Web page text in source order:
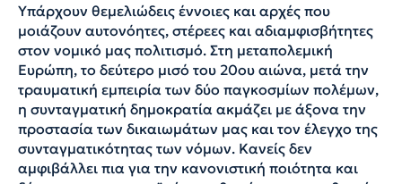
Υπάρχουν θεμελιώδεις έννοιες και αρχές που
μοιάζουν αυτονόητες, στέρεες και αδιαμφισβήτητες
στον νομικό μας πολιτισμό. Στη μεταπολεμική
Ευρώπη, το δεύτερο μισό του 20ου αιώνα, μετά την
τραυματική εμπειρία των δύο παγκοσμίων πολέμων,
η συνταγματική δημοκρατία ακμάζει με άξονα την
προστασία των δικαιωμάτων μας και τον έλεγχο της
συνταγματικότητας των νόμων. Κανείς δεν
αμφιβάλλει πια για την κανονιστική ποιότητα και